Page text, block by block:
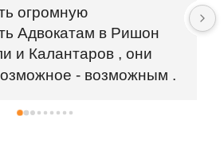
благодарен , вели моё
гражданства,
спасибо!